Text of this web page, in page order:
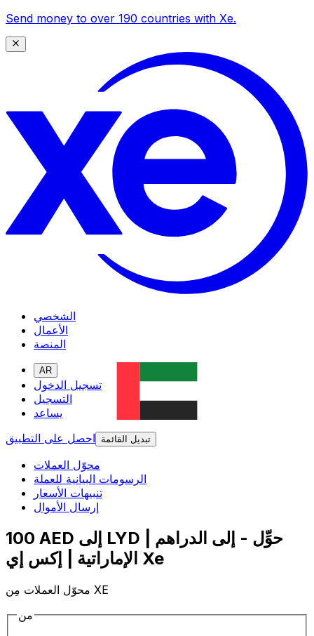
Send money to over 190 countries with Xe.
الشخصي
الأعمال
المنصة
AR
تسجيل الدخول
التسجيل
يساعد
احصل على التطبيق
تبديل القائمة
محوّل العملات
الرسومات البيانية للعملة
تنبيهات الأسعار
إرسال الأموال
100 AED إلى LYD | حوِّل - إلى الدراهم
الإماراتية | إكس إي Xe
محوّل العملات مِن XE
من